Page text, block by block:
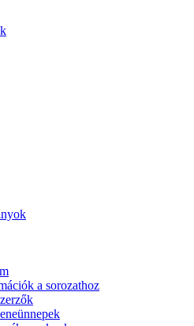
a sorozathoz